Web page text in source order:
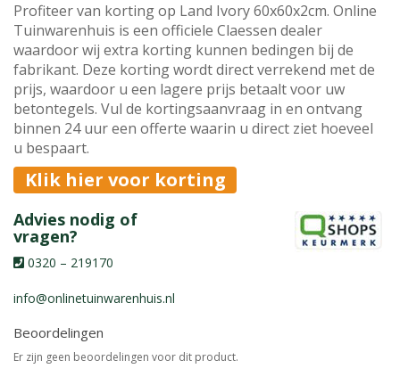
Profiteer van korting op Land Ivory 60x60x2cm. Online
Tuinwarenhuis is een officiele Claessen dealer
waardoor wij extra korting kunnen bedingen bij de
fabrikant. Deze korting wordt direct verrekend met de
prijs, waardoor u een lagere prijs betaalt voor uw
betontegels. Vul de kortingsaanvraag in en ontvang
binnen 24 uur een offerte waarin u direct ziet hoeveel
u bespaart.
Klik hier voor korting
Advies nodig of
vragen?
0320 – 219170
info@onlinetuinwarenhuis.nl
Beoordelingen
Er zijn geen beoordelingen voor dit product.